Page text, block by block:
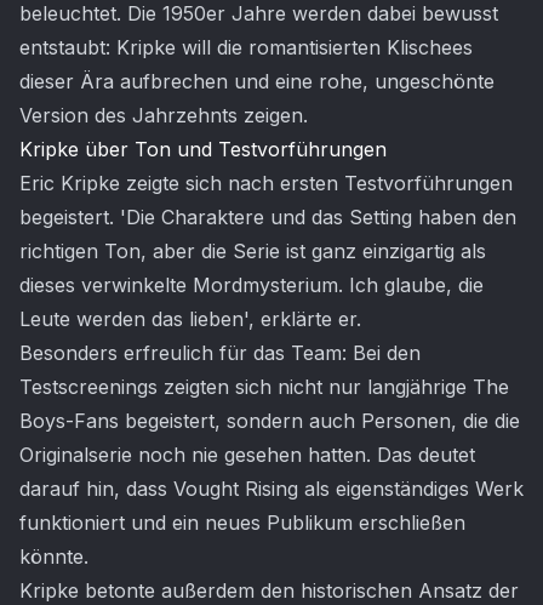
beleuchtet. Die 1950er Jahre werden dabei bewusst
entstaubt: Kripke will die romantisierten Klischees
dieser Ära aufbrechen und eine rohe, ungeschönte
Version des Jahrzehnts zeigen.
Kripke über Ton und Testvorführungen
Eric Kripke zeigte sich nach ersten Testvorführungen
begeistert. 'Die Charaktere und das Setting haben den
richtigen Ton, aber die Serie ist ganz einzigartig als
dieses verwinkelte Mordmysterium. Ich glaube, die
Leute werden das lieben', erklärte er.
Besonders erfreulich für das Team: Bei den
Testscreenings zeigten sich nicht nur langjährige The
Boys-Fans begeistert, sondern auch Personen, die die
Originalserie noch nie gesehen hatten. Das deutet
darauf hin, dass Vought Rising als eigenständiges Werk
funktioniert und ein neues Publikum erschließen
könnte.
Kripke betonte außerdem den historischen Ansatz der